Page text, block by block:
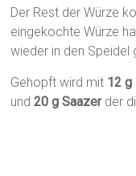
Der Rest der Würze
eingekochte Würze
wieder in den Speidel
Gehopft wird mit 12 g
und20 g Saazerder